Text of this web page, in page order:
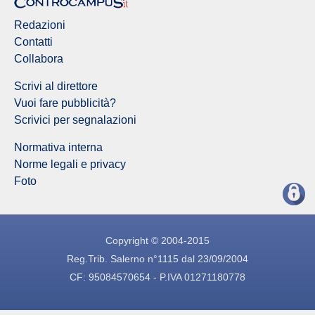
Redazioni
Contatti
Collabora
Scrivi al direttore
Vuoi fare pubblicità?
Scrivici per segnalazioni
Normativa interna
Norme legali e privacy
Foto
Copyright © 2004-2015
Reg.Trib. Salerno n°1115 dal 23/09/2004
CF: 95084570654 - P.IVA 01271180778